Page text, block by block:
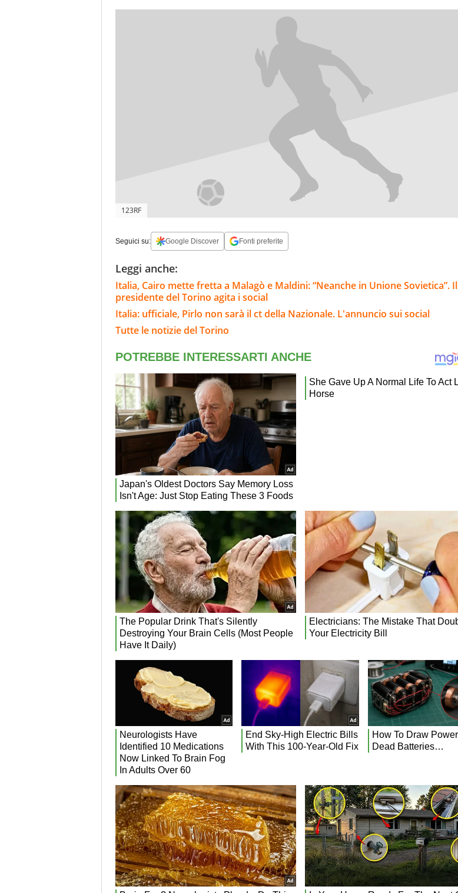
123RF
Seguici su: Google Discover Fonti preferite
Leggi anche:
Italia, Cairo mette fretta a Malagò e Maldini: “Neanche in Unione Sovietica”. Il
presidente del Torino agita i social
Italia: ufficiale, Pirlo non sarà il ct della Nazionale. L'annuncio sui social
Tutte le notizie del Torino